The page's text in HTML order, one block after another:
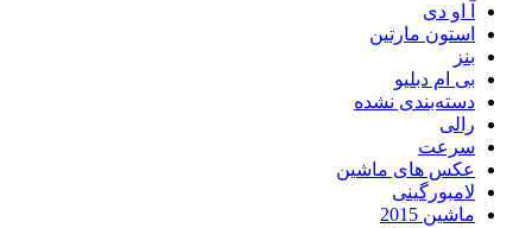
آ او دی
استون مارتین
بنز
بی ام دبلیو
دسته‌بندی نشده
رالی
سرعت
عکس های ماشین
لامبورگینی
ماشین 2015